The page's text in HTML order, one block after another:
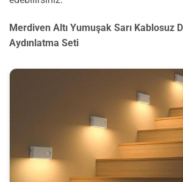
Merdiven Altı Yumuşak Sarı Kablosuz
Aydınlatma Seti